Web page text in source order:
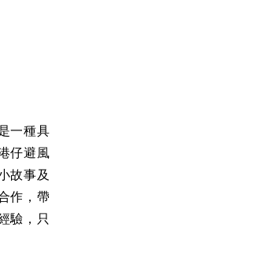
一種具
仔避風
故事及
作，帶
驗，只